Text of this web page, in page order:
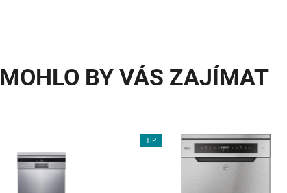
MOHLO BY VÁS ZAJÍMAT
TIP